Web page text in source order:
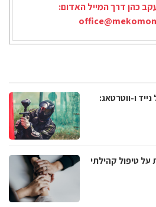
כהן דרך המייל האדום:
ו-ווטרטאג:
טיפול קהילתי